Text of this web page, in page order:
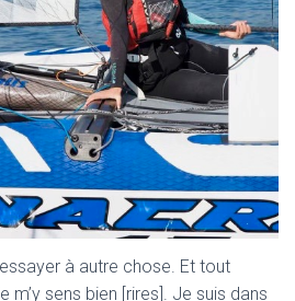
à autre chose. Et tout
m’y sens bien [rires]. Je suis dans